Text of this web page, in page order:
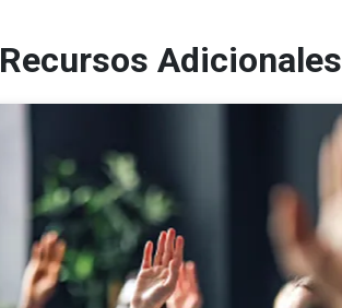
Recursos Adicionales